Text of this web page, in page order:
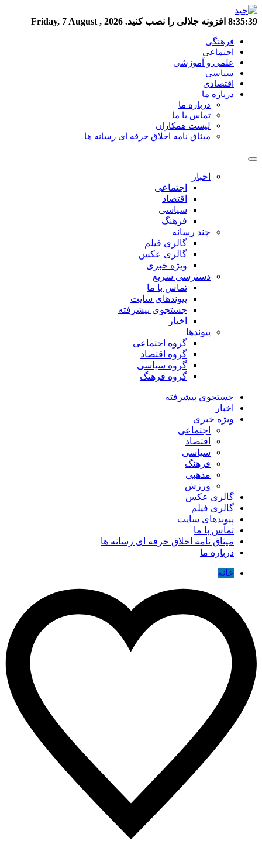
8:35:39 افزونه جلالی را نصب کنید. Friday, 7 August , 2026
فرهنگی
اجتماعی
علمی و آموزشی
سیاسی
اقتصادی
درباره ما
درباره ما
تماس با ما
لیست همکاران
میثاق نامه اخلاق حرفه ای رسانه ها
اخبار
اجتماعی
اقتصاد
سیاسی
فرهنگ
چند رسانه
گالری فیلم
گالری عکس
ویژه خبری
دسترسی سریع
تماس با ما
پیوندهای سایت
جستجوی پیشرفته
اخبار
پیوندها
گروه اجتماعی
گروه اقتصاد
گروه سیاسی
گروه فرهنگ
جستجوی پیشرفته
اخبار
ویژه خبری
اجتماعی
اقتصاد
سیاسی
فرهنگ
مذهبی
ورزش
گالری عکس
گالری فیلم
پیوندهای سایت
تماس با ما
میثاق نامه اخلاق حرفه ای رسانه ها
درباره ما
خانه